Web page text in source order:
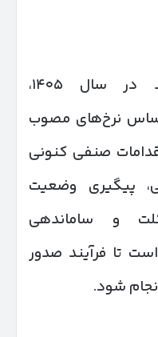
با ابلاغ تعرفه‌های جدید در سال ۱۴۰۵،
نرخ‌های مصوب
صنفی کنونی
پیگیری وضعیت
و ساماندهی
تا فرآیند صدور
شود.